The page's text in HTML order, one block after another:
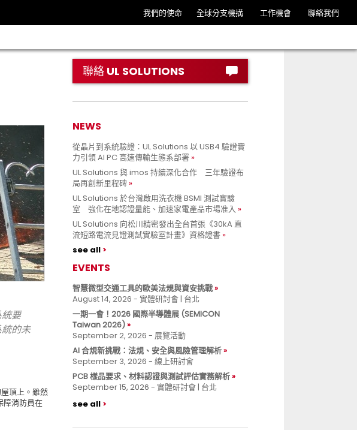
我們的使命 全球分支機搆 工作機會 聯絡我們
要
的未
頂上。雖然
障消防員在
聯絡 UL SOLUTIONS
NEWS
從晶片到系統驗證：UL Solutions 以 USB4 驗證實
力引領 AI PC 高速傳輸生態系部署
UL Solutions 與 imos 持續深化合作 三年驗證布
局再創新里程碑
UL Solutions 於台灣啟用洗衣機 BSMI 測試實驗
室 強化在地認證量能、加速家電產品市場准入
UL Solutions 向松川精密發出全台首張《30kA 直
流短路電流見證測試實驗室計畫》資格證書
see all
EVENTS
智慧微型交通工具的歐美法規與資安挑戰
August 14, 2026 - 實體研討會 | 台北
一期一會！2026 國際半導體展 (SEMICON
Taiwan 2026)
September 2, 2026 - 展覽活動
AI 合規新挑戰：法規、安全與風險管理解析
September 3, 2026 - 線上研討會
PCB 樣品要求、材料認證與測試評估實務解析
September 15, 2026 - 實體研討會 | 台北
see all